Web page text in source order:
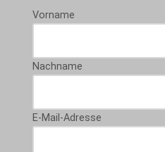
Vorname
Nachname
E-Mail-Adresse